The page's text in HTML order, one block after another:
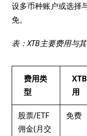
设多币种账户或选择
免。
表：XTB主要费用与
费用类
型
用
股票/ETF
佣金(月交
免费